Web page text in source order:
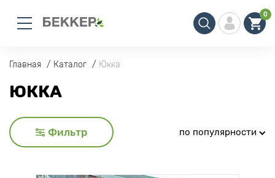
0
Главная Каталог Юкка
ЮККА
Фильтр по популярности